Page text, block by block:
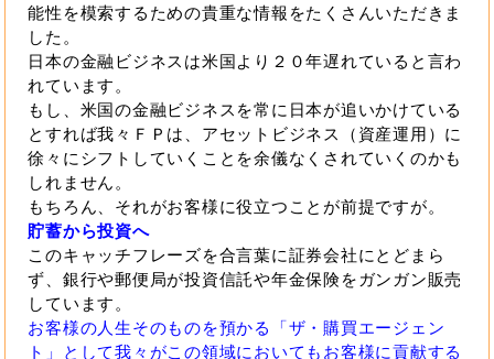
能性を模索するための貴重な情報をたくさんいただきま
した。
日本の金融ビジネスは米国より２０年遅れていると言わ
れています。
もし、米国の金融ビジネスを常に日本が追いかけている
とすれば我々ＦＰは、アセットビジネス（資産運用）に
徐々にシフトしていくことを余儀なくされていくのかも
しれません。
もちろん、それがお客様に役立つことが前提ですが。
貯蓄から投資へ
このキャッチフレーズを合言葉に証券会社にとどまら
ず、銀行や郵便局が投資信託や年金保険をガンガン販売
しています。
お客様の人生そのものを預かる「ザ・購買エージェン
ト」として我々がこの領域においてもお客様に貢献する